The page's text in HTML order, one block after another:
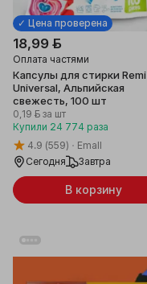
✓ Цена проверена
18,99 ƃ
Оплата частями
Капсулы для стирки Remi
Universal, Альпийская
свежесть, 100 шт
0,19 ƃ за шт
Купили 24 774 раза
4.9 (559)
Emall
Сегодня
Завтра
В корзину